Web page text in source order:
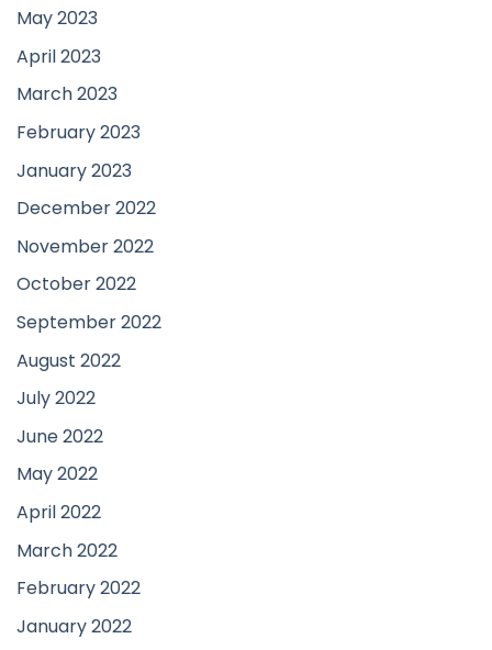
May 2023
April 2023
March 2023
February 2023
January 2023
December 2022
November 2022
October 2022
September 2022
August 2022
July 2022
June 2022
May 2022
April 2022
March 2022
February 2022
January 2022